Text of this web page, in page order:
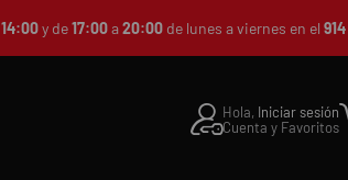
14:00y de17:00a20:00de lunes a viernes en el
Hola, Iniciar sesión
Cuenta y Favoritos